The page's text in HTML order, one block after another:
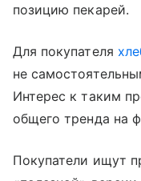
позицию пекарей.
Для покупателя
не
Интерес к таким
общего тренда на
Покупатели ищут